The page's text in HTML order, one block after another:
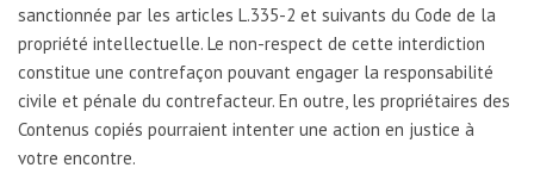
sanctionnée par les articles L.335-2 et suivants du Code de la
propriété intellectuelle. Le non-respect de cette interdiction
constitue une contrefaçon pouvant engager la responsabilité
civile et pénale du contrefacteur. En outre, les propriétaires des
Contenus copiés pourraient intenter une action en justice à
votre encontre.